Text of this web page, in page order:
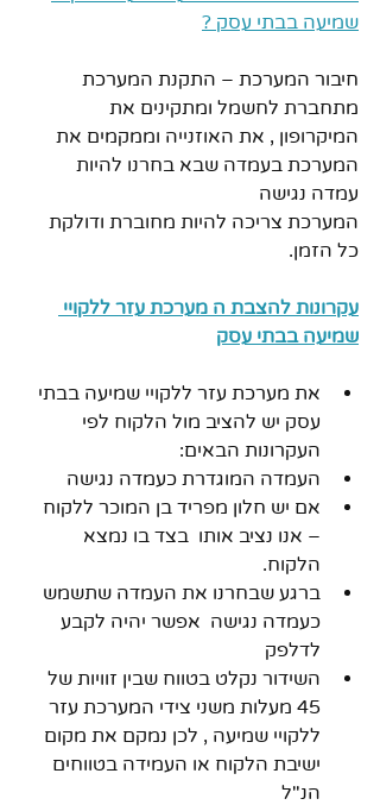
שמיעה בבתי עסק ?
חיבור המערכת – התקנת המערכת
מתחברת לחשמל ומתקינים את
המיקרופון , את האוזנייה וממקמים את
המערכת בעמדה שבא בחרנו להיות
עמדה נגישה
המערכת צריכה להיות מחוברת ודולקת
כל הזמן.
עקרונות להצבת ה מערכת עזר ללקויי
שמיעה בבתי עסק
את מערכת עזר ללקויי שמיעה בבתי
עסק יש להציב מול הלקוח לפי
העקרונות הבאים:
העמדה המוגדרת כעמדה נגישה
אם יש חלון מפריד בן המוכר ללקוח
– אנו נציב אותו  בצד בו נמצא
הלקוח.
ברגע שבחרנו את העמדה שתשמש
כעמדה נגישה  אפשר יהיה לקבע
לדלפק
השידור נקלט בטווח שבין זוויות של
45 מעלות משני צידי המערכת עזר
ללקויי שמיעה , לכן נמקם את מקום
ישיבת הלקוח או העמידה בטווחים
הנ"ל